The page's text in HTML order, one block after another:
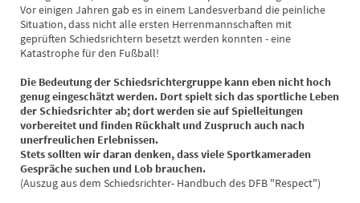
Vor einigen Jahren gab es in einem Landesverband die peinliche
Situation, dass nicht alle ersten Herrenmannschaften mit
geprüften Schiedsrichtern besetzt werden konnten - eine
Katastrophe für den Fußball!
Die Bedeutung der Schiedsrichtergruppe kann eben nicht hoch
genug eingeschätzt werden. Dort spielt sich das sportliche Leben
der Schiedsrichter ab; dort werden sie auf Spielleitungen
vorbereitet und finden Rückhalt und Zuspruch auch nach
unerfreulichen Erlebnissen.
Stets sollten wir daran denken, dass viele Sportkameraden
Gespräche suchen und Lob brauchen.
(Auszug aus dem Schiedsrichter- Handbuch des DFB "Respect")